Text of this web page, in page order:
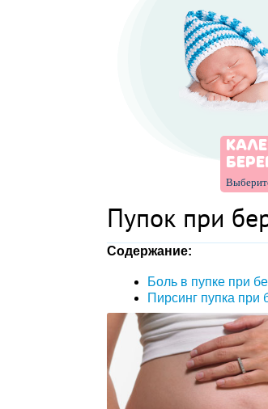
Пупок при
Содержание:
Боль в пупке при
Пирсинг пупка при